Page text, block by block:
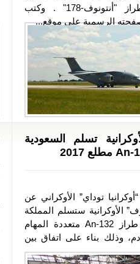
عسكرية من طراز "أنتونوف-178" . وكتب
الرسمية على موقع...
تسلم السعودية
توداي” الأوكراني عن
الأوكرانية ستسلم المملكة
أول طائرة من طراز An-132 متعددة المهام
وذلك بناء على اتفاق بين